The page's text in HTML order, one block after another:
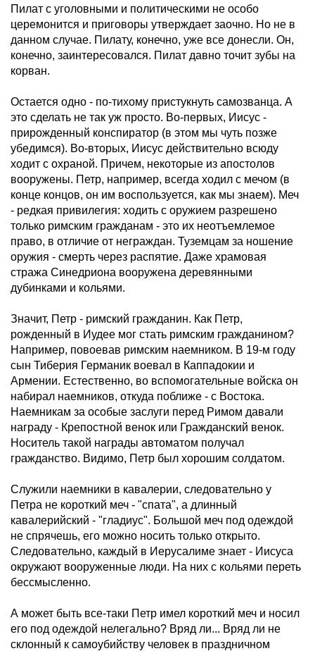
Пилат с уголовными и политическими не особо
церемонится и приговоры утверждает заочно. Но не в
данном случае. Пилату, конечно, уже все донесли. Он,
конечно, заинтересовался. Пилат давно точит зубы на
корван.
Остается одно - по-тихому пристукнуть самозванца. А
это сделать не так уж просто. Во-первых, Иисус -
прирожденный конспиратор (в этом мы чуть позже
убедимся). Во-вторых, Иисус действительно всюду
ходит с охраной. Причем, некоторые из апостолов
вооружены. Петр, например, всегда ходил с мечом (в
конце концов, он им воспользуется, как мы знаем). Меч
- редкая привилегия: ходить с оружием разрешено
только римским гражданам - это их неотъемлемое
право, в отличие от неграждан. Туземцам за ношение
оружия - смерть через распятие. Даже храмовая
стража Синедриона вооружена деревянными
дубинками и кольями.
Значит, Петр - римский гражданин. Как Петр,
рожденный в Иудее мог стать римским гражданином?
Например, повоевав римским наемником. В 19-м году
сын Тиберия Германик воевал в Каппадокии и
Армении. Естественно, во вспомогательные войска он
набирал наемников, откуда поближе - с Востока.
Наемникам за особые заслуги перед Римом давали
награду - Крепостной венок или Гражданский венок.
Носитель такой награды автоматом получал
гражданство. Видимо, Петр был хорошим солдатом.
Служили наемники в кавалерии, следовательно у
Петра не короткий меч - "спата", а длинный
кавалерийский - "гладиус". Большой меч под одеждой
не спрячешь, его можно носить только открыто.
Следовательно, каждый в Иерусалиме знает - Иисуса
окружают вооруженные люди. На них с кольями переть
бессмысленно.
А может быть все-таки Петр имел короткий меч и носил
его под одеждой нелегально? Вряд ли... Вряд ли не
склонный к самоубийству человек в праздничном